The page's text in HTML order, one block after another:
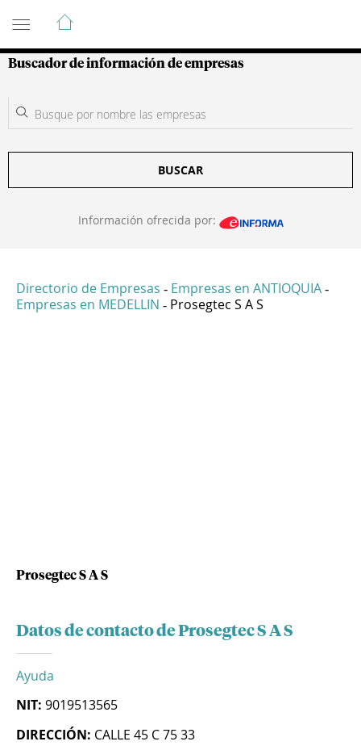
Guía de Empresas Colombianas
Buscador de información de empresas
BUSCAR
Información ofrecida por:
Directorio de Empresas - Empresas en ANTIOQUIA -
Empresas en MEDELLIN - Prosegtec S A S
Prosegtec S A S
Datos de contacto de Prosegtec S A S
Ayuda
NIT: 9019513565
DIRECCIÓN: CALLE 45 C 75 33